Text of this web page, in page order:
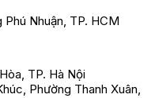
Phú Nhuận, TP. HCM
TP. Hà Nội
Phường Thanh Xuân,